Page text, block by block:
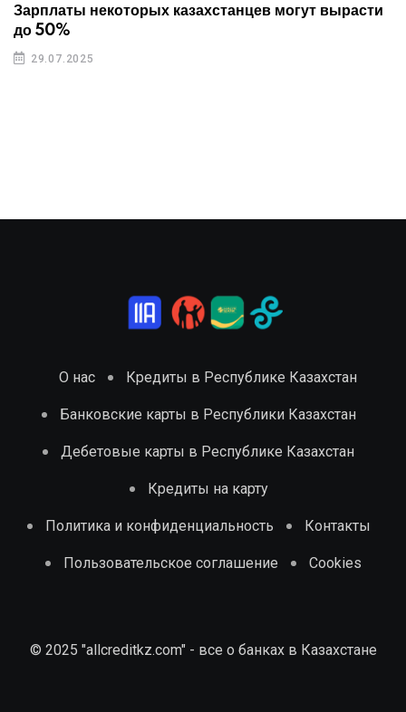
Зарплаты некоторых казахстанцев могут вырасти
до 50%
29.07.2025
О нас Кредиты в Республике Казахстан
Банковские карты в Республики Казахстан
Дебетовые карты в Республике Казахстан
Кредиты на карту
Политика и конфиденциальность Контакты
Пользовательское соглашение Cookies
© 2025 "allcreditkz.com" - все о банках в Казахстане